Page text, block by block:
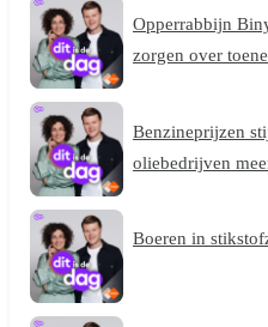
Opperrabbijn
zorgen over
Benzineprijzen
oliebedrijven
Boeren in